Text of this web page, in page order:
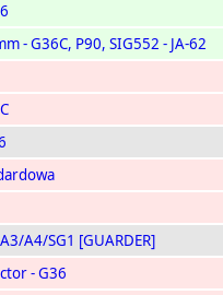
- G36C, P90, SIG552 - JA-62
A4/SG1 [GUARDER]
- G36